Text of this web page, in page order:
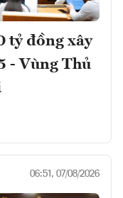
tỷ đồng xây
- Vùng Thủ
06:51, 07/08/2026